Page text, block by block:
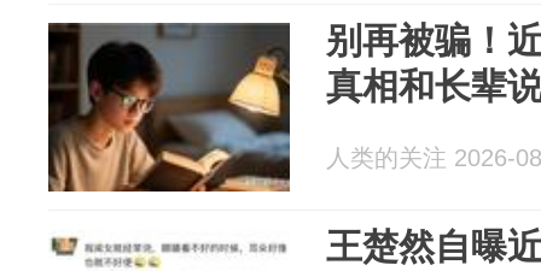
别再被骗！
真相和长辈
人类的关注 2026-
王楚然自曝